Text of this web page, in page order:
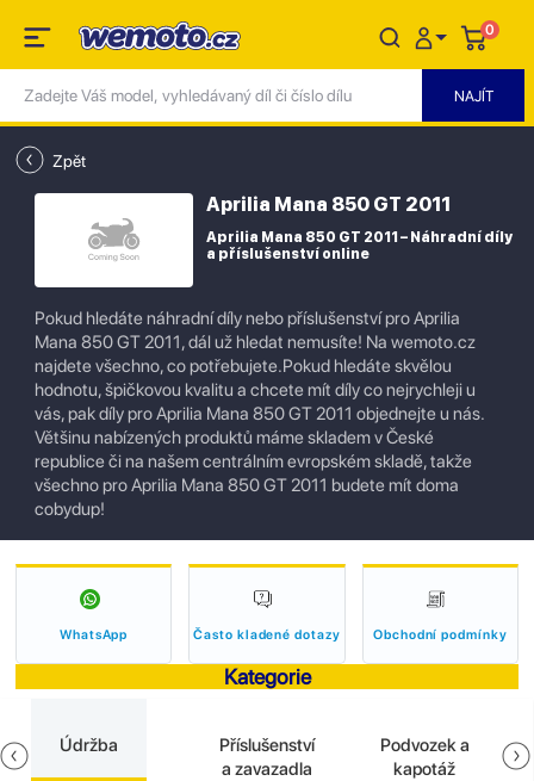
0
Zpět
Aprilia Mana 850 GT 2011
Aprilia Mana 850 GT 2011 – Náhradní díly
a příslušenství online
Pokud hledáte náhradní díly nebo příslušenství pro Aprilia
Mana 850 GT 2011, dál už hledat nemusíte! Na wemoto.cz
najdete všechno, co potřebujete.Pokud hledáte skvělou
hodnotu, špičkovou kvalitu a chcete mít díly co nejrychleji u
vás, pak díly pro Aprilia Mana 850 GT 2011 objednejte u nás.
Většinu nabízených produktů máme skladem v České
republice či na našem centrálním evropském skladě, takže
všechno pro Aprilia Mana 850 GT 2011 budete mít doma
cobydup!
WhatsApp Často kladené dotazy Obchodní podmínky
Kategorie
Údržba
Příslušenství
a zavazadla
Podvozek a
kapotáž